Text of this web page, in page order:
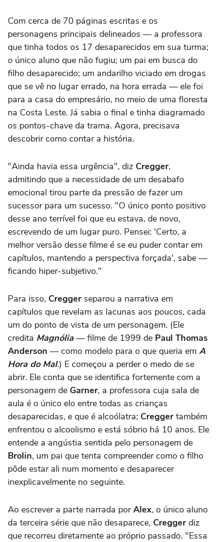
Com cerca de 70 páginas escritas e os
personagens principais delineados — a professora
que tinha todos os 17 desaparecidos em sua turma;
o único aluno que não fugiu; um pai em busca do
filho desaparecido; um andarilho viciado em drogas
que se vê no lugar errado, na hora errada — ele foi
para a casa do empresário, no meio de uma floresta
na Costa Leste. Já sabia o final e tinha diagramado
os pontos-chave da trama. Agora, precisava
descobrir como contar a história.
"Ainda havia essa urgência", diz Cregger,
admitindo que a necessidade de um desabafo
emocional tirou parte da pressão de fazer um
sucessor para um sucesso. "O único ponto positivo
desse ano terrível foi que eu estava, de novo,
escrevendo de um lugar puro. Pensei: 'Certo, a
melhor versão desse filme é se eu puder contar em
capítulos, mantendo a perspectiva forçada', sabe —
ficando hiper-subjetivo."
Para isso, Cregger separou a narrativa em
capítulos que revelam as lacunas aos poucos, cada
um do ponto de vista de um personagem. (Ele
credita Magnólia— filme de 1999 de Paul Thomas
Anderson — como modelo para o que queria em A
Hora do Mal.) E começou a perder o medo de se
abrir. Ele conta que se identifica fortemente com a
personagem de Garner, a professora cuja sala de
aula é o único elo entre todas as crianças
desaparecidas, e que é alcoólatra; Cregger também
enfrentou o alcoolismo e está sóbrio há 10 anos. Ele
entende a angústia sentida pelo personagem de
Brolin, um pai que tenta compreender como o filho
pôde estar ali num momento e desaparecer
inexplicavelmente no seguinte.
Ao escrever a parte narrada porAlex, o único aluno
da terceira série que não desaparece, Cregger diz
que recorreu diretamente ao próprio passado. "Essa